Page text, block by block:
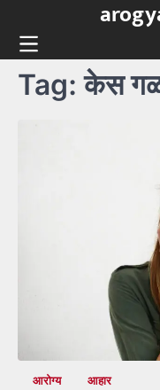
content
Tag:केस
आरोग्य आहार